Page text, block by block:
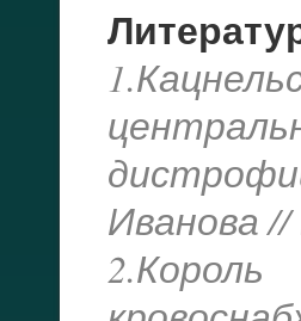
Иванова